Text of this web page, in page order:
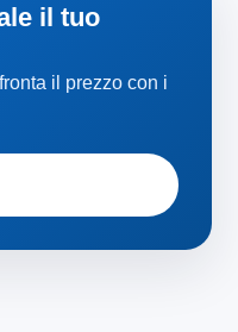
il tuo
il prezzo con i